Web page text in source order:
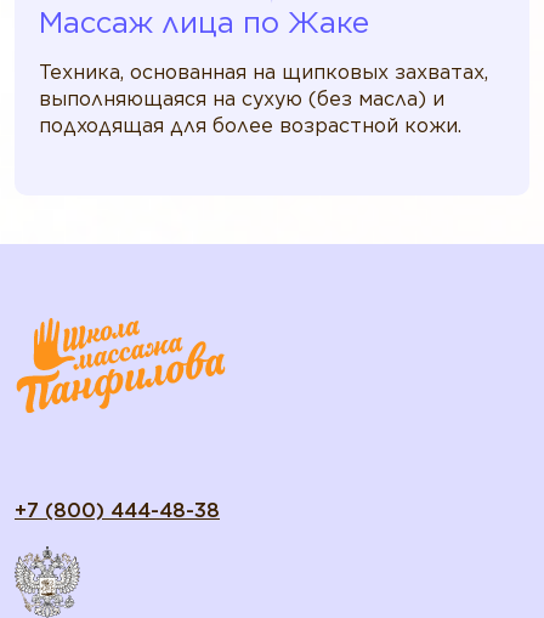
Массаж лица по Жаке
Техника, основанная на щипковых захватах,
выполняющаяся на сухую (без масла) и
подходящая для более возрастной кожи.
+7 (800) 444-48-38